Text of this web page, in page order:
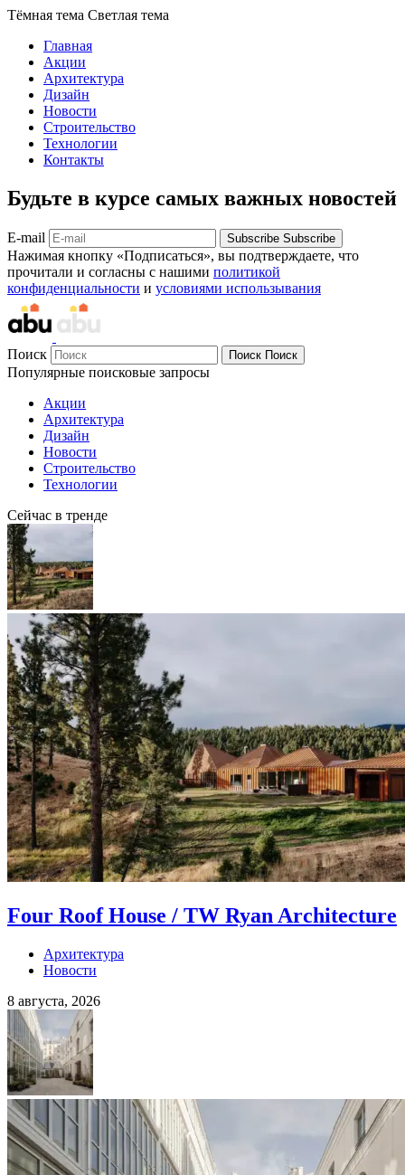
Тёмная тема Светлая тема
Главная
Акции
Архитектура
Дизайн
Новости
Строительство
Технологии
Контакты
Будьте в курсе самых важных новостей
E-mail Subscribe Subscribe
Нажимая кнопку «Подписаться», вы подтверждаете, что
прочитали и согласны с нашими политикой
конфиденциальности и условиями использывания
Поиск Поиск Поиск
Популярные поисковые запросы
Акции
Архитектура
Дизайн
Новости
Строительство
Технологии
Сейчас в тренде
Four Roof House / TW Ryan Architecture
Архитектура
Новости
8 августа, 2026